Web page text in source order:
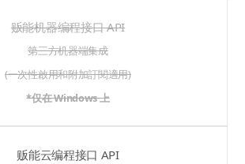
贩能机器编程接口 API
第三方机器端集成
(一次性啟用和附加訂閱適用)
*仅在 Windows 上
贩能云编程接口 API